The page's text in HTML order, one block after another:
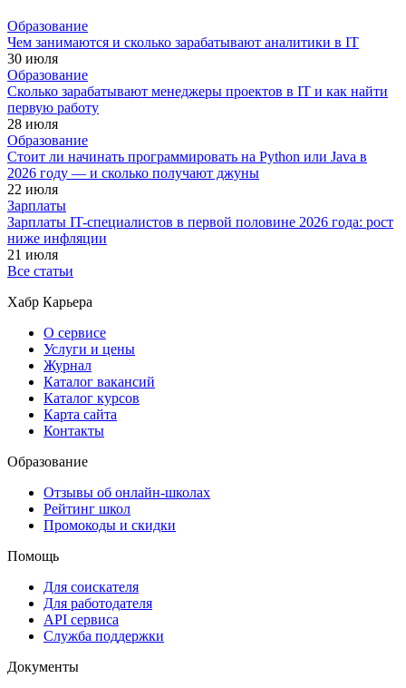
Образование
Чем занимаются и сколько зарабатывают аналитики в IT
30 июля
Образование
Сколько зарабатывают менеджеры проектов в IT и как найти
первую работу
28 июля
Образование
Стоит ли начинать программировать на Python или Java в
2026 году — и сколько получают джуны
22 июля
Зарплаты
Зарплаты IT-специалистов в первой половине 2026 года: рост
ниже инфляции
21 июля
Все статьи
Хабр Карьера
О сервисе
Услуги и цены
Журнал
Каталог вакансий
Каталог курсов
Карта сайта
Контакты
Образование
Отзывы об онлайн-школах
Рейтинг школ
Промокоды и скидки
Помощь
Для соискателя
Для работодателя
API сервиса
Служба поддержки
Документы